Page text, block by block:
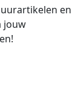
en
jouw